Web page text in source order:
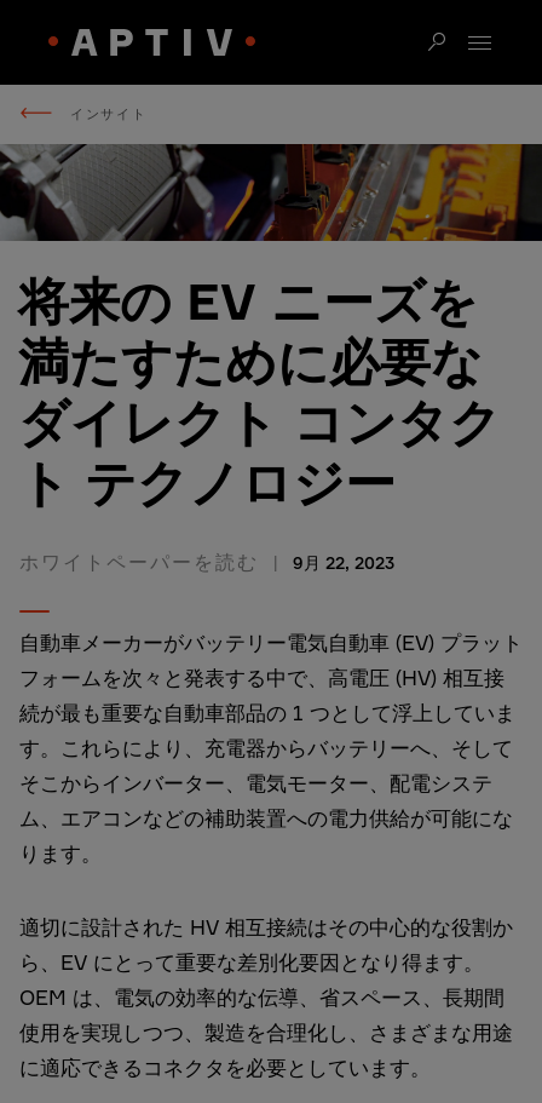
インサイト
将来の EV ニーズを
満たすために必要な
ダイレクト コンタク
ト テクノロジー
ホワイトペーパーを読む 9月 22, 2023
自動車メーカーがバッテリー電気自動車 (EV) プラット
フォームを次々と発表する中で、高電圧 (HV) 相互接
続が最も重要な自動車部品の 1 つとして浮上していま
す。これらにより、充電器からバッテリーへ、そして
そこからインバーター、電気モーター、配電システ
ム、エアコンなどの補助装置への電力供給が可能にな
ります。
適切に設計された HV 相互接続はその中心的な役割か
ら、EV にとって重要な差別化要因となり得ます。
OEM は、電気の効率的な伝導、省スペース、長期間
使用を実現しつつ、製造を合理化し、さまざまな用途
に適応できるコネクタを必要としています。